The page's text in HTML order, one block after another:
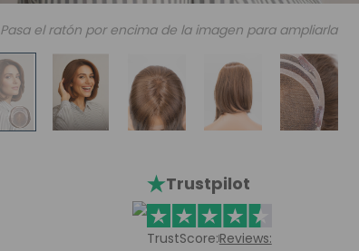
Pasa el ratón por encima de la imagen para ampliarla
Trustpilot
TrustScore:Reviews: